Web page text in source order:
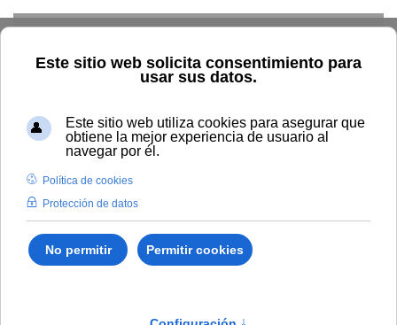
Home Profesorado Directorio director de programa
Dirección de Programa